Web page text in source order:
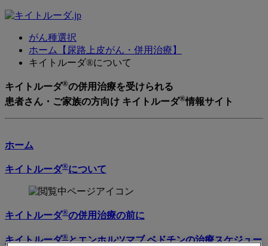
がん種選択
ホーム【尿路上皮がん・併用治療】
キイトルーダ®について
キイトルーダ®の併用治療を受けられる
患者さん・ご家族の方向け キイトルーダ®情報サイト
ホーム
キイトルーダ®について
キイトルーダ®の併用治療の前に
キイトルーダ®とエンホルツマブ ベドチンの治療スケジュー